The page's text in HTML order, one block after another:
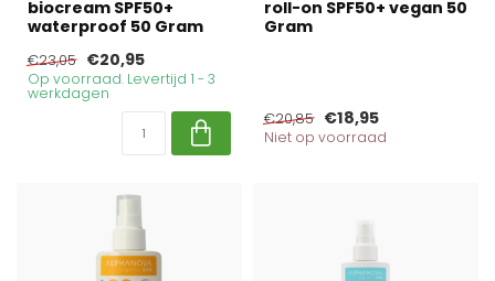
biocream SPF50+
waterproof 50 Gram
€23,05 €20,95
Op voorraad. Levertijd 1 - 3
werkdagen
roll-on SPF50+ vegan 50
Gram
€20,85 €18,95
Niet op voorraad